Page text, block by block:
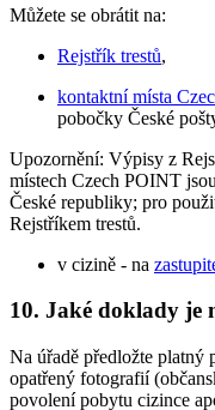
Můžete se obrátit na:
Rejstřík trestů,
kontaktní místa
pobočky České
Upozornění: Výpisy z
místech Czech POINT
České republiky; pro
Rejstříkem trestů.
v cizině - na
10. Jaké doklady je
Na úřadě předložte platný
opatřený fotografií
povolení pobytu cizince